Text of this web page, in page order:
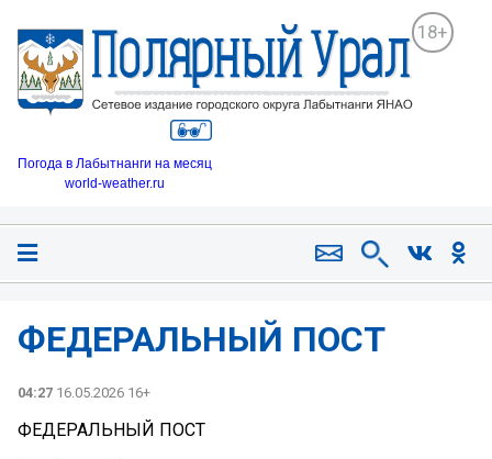
18+
Погода в Лабытнанги на месяц
world-weather.ru
ФЕДЕРАЛЬНЫЙ ПОСТ
04:27 16.05.2026 16+
ФЕДЕРАЛЬНЫЙ ПОСТ